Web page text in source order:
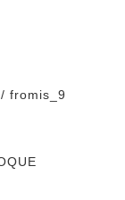
fromis_9